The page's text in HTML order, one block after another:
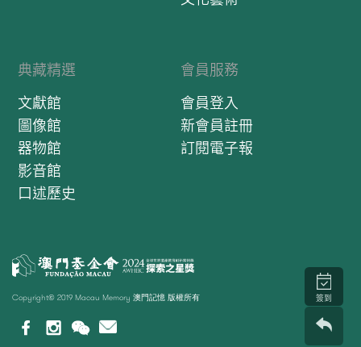
典藏精選
文獻館
圖像館
器物館
影音館
口述歷史
會員服務
會員登入
新會員註冊
訂閱電子報
Copyright© 2019 Macau Memory 澳門記憶 版權所有 簽到